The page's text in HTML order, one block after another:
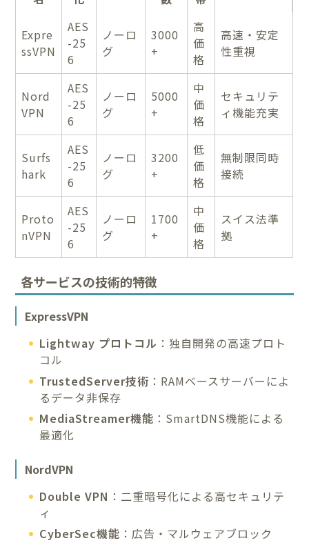
Expre
ssVPN
AES
-25
6
ノーロ
グ
3000
+
高
価
格
高速・安定
性重視
Nord
VPN
AES
-25
6
ノーロ
グ
5000
+
中
価
格
セキュリテ
ィ機能充実
Surfs
hark
AES
-25
6
ノーロ
グ
3200
+
低
価
格
無制限同時
接続
Proto
nVPN
AES
-25
6
ノーロ
グ
1700
+
中
価
格
スイス法準
拠
各サービスの技術的特徴
ExpressVPN
Lightway プロトコル ：独自開発の高速プロト
コル
TrustedServer技術 ：RAMベースサーバーによ
るデータ非保存
MediaStreamer機能 ：SmartDNS機能による
最適化
NordVPN
Double VPN ：二重暗号化による高セキュリテ
ィ
CyberSec機能 ：広告・マルウェアブロック